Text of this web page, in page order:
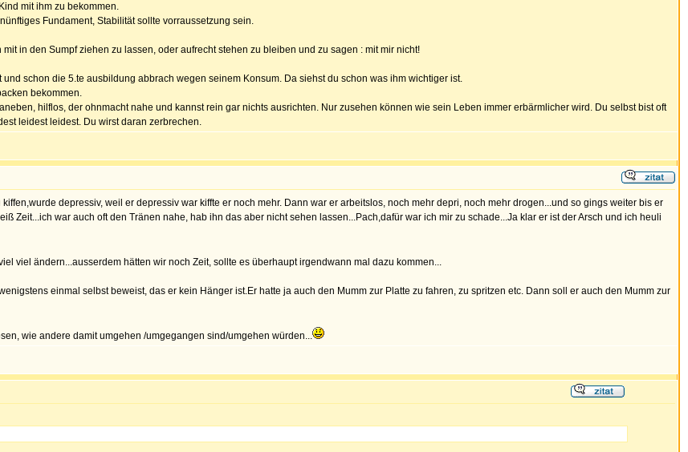
mit ihm zu bekommen.
Fundament, Stabilität sollte vorraussetzung sein.
in den Sumpf ziehen zu lassen, oder aufrecht stehen zu bleiben und zu sagen : mit mir nicht!
schon die 5.te ausbildung abbrach wegen seinem Konsum. Da siehst du schon was ihm wichtiger ist.
bekommen.
hilflos, der ohnmacht nahe und kannst rein gar nichts ausrichten. Nur zusehen können wie sein Leben immer erbärmlicher wird. Du selbst bist oft
leidest leidest. Du wirst daran zerbrechen.
depressiv, weil er depressiv war kiffte er noch mehr. Dann war er arbeitslos, noch mehr depri, noch mehr drogen...und so gings weiter bis er
Zeit...ich war auch oft den Tränen nahe, hab ihn das aber nicht sehen lassen...Pach,dafür war ich mir zu schade...Ja klar er ist der Arsch und ich heuli
viel ändern...ausserdem hätten wir noch Zeit, sollte es überhaupt irgendwann mal dazu kommen...
einmal selbst beweist, das er kein Hänger ist.Er hatte ja auch den Mumm zur Platte zu fahren, zu spritzen etc. Dann soll er auch den Mumm zur
wie andere damit umgehen /umgegangen sind/umgehen würden...